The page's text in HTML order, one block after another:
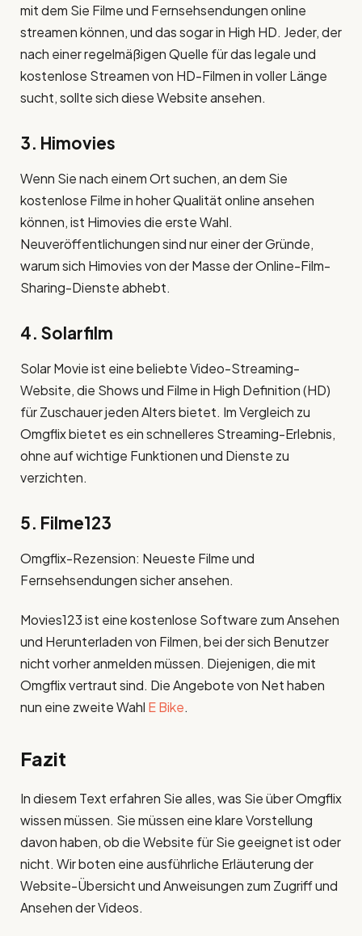
mit dem Sie Filme und Fernsehsendungen online
streamen können, und das sogar in High HD. Jeder, der
nach einer regelmäßigen Quelle für das legale und
kostenlose Streamen von HD-Filmen in voller Länge
sucht, sollte sich diese Website ansehen.
3. Himovies
Wenn Sie nach einem Ort suchen, an dem Sie
kostenlose Filme in hoher Qualität online ansehen
können, ist Himovies die erste Wahl.
Neuveröffentlichungen sind nur einer der Gründe,
warum sich Himovies von der Masse der Online-Film-
Sharing-Dienste abhebt.
4. Solarfilm
Solar Movie ist eine beliebte Video-Streaming-
Website, die Shows und Filme in High Definition (HD)
für Zuschauer jeden Alters bietet. Im Vergleich zu
Omgflix bietet es ein schnelleres Streaming-Erlebnis,
ohne auf wichtige Funktionen und Dienste zu
verzichten.
5. Filme123
Omgflix-Rezension: Neueste Filme und
Fernsehsendungen sicher ansehen.
Movies123 ist eine kostenlose Software zum Ansehen
und Herunterladen von Filmen, bei der sich Benutzer
nicht vorher anmelden müssen. Diejenigen, die mit
Omgflix vertraut sind. Die Angebote von Net haben
nun eine zweite Wahl E Bike.
Fazit
In diesem Text erfahren Sie alles, was Sie über Omgflix
wissen müssen. Sie müssen eine klare Vorstellung
davon haben, ob die Website für Sie geeignet ist oder
nicht. Wir boten eine ausführliche Erläuterung der
Website-Übersicht und Anweisungen zum Zugriff und
Ansehen der Videos.